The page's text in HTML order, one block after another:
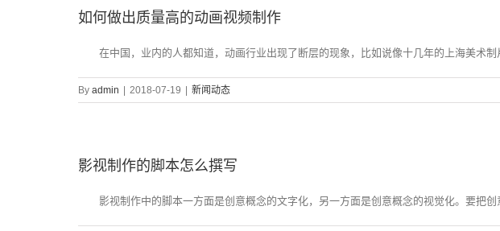
如何做出质量高的动画视频制作
在中国，业内的人都知道，动画行业出现了断层的现象，比如说像十几年的上海美术制
By admin | 2018-07-19 | 新闻动态
影视制作的脚本怎么撰写
影视制作中的脚本一方面是创意概念的文字化，另一方面是创意概念的视觉化。要把创